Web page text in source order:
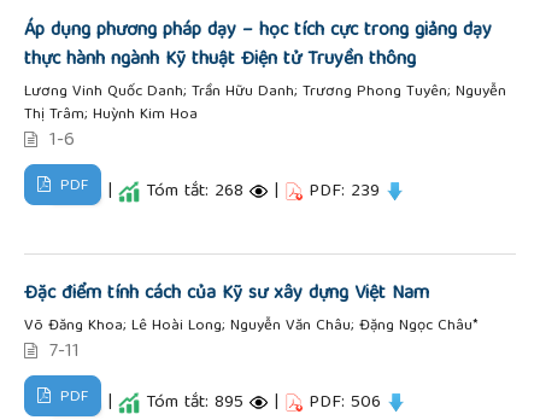
Áp dụng phương pháp dạy – học tích cực trong giảng dạy
thực hành ngành Kỹ thuật Điện tử Truyền thông
Lương Vinh Quốc Danh; Trần Hữu Danh; Trương Phong Tuyên; Nguyễn
Thị Trâm; Huỳnh Kim Hoa
1-6
PDF | Tóm tắt: 268 | PDF: 239
Đặc điểm tính cách của Kỹ sư xây dựng Việt Nam
Võ Đăng Khoa; Lê Hoài Long; Nguyễn Văn Châu; Đặng Ngọc Châu*
7-11
PDF | Tóm tắt: 895 | PDF: 506